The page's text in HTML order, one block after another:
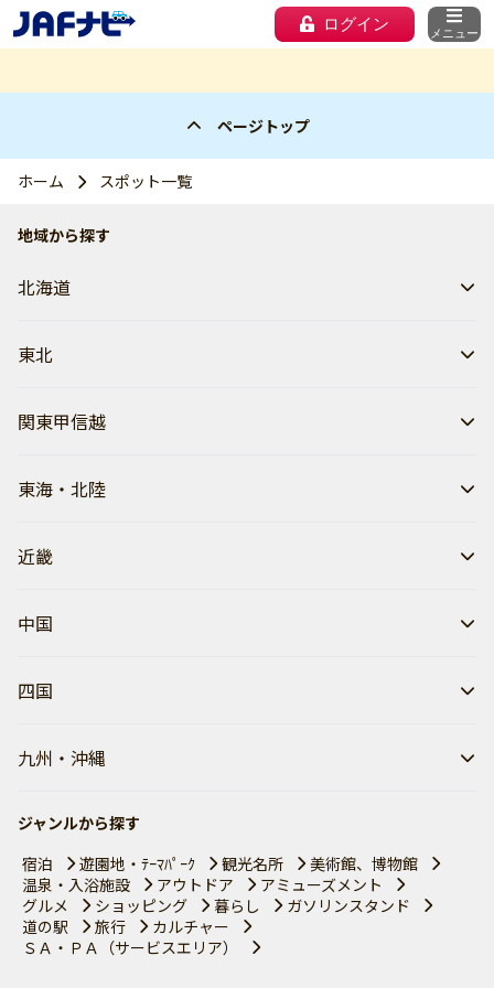
ログイン メニュー
ページトップ
ホーム スポット一覧
地域から探す
北海道
東北
関東甲信越
東海・北陸
近畿
中国
四国
九州・沖縄
ジャンルから探す
宿泊
遊園地・ﾃｰﾏﾊﾟｰｸ 観光名所
美術館、博物館
温泉・入浴施設
アウトドア
アミューズメント
グルメ
ショッピング 暮らし
ガソリンスタンド
道の駅
旅行
カルチャー
ＳＡ・ＰＡ（サービスエリア）